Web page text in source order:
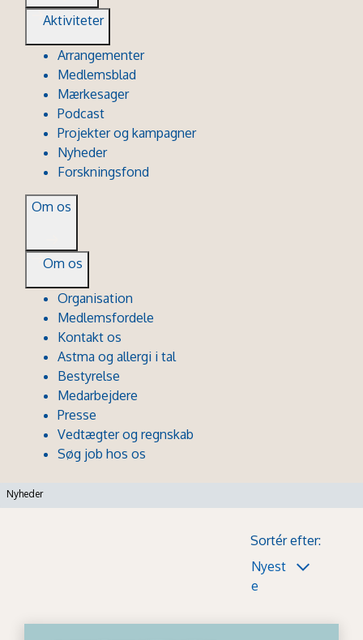
Aktiviteter
Arrangementer
Medlemsblad
Mærkesager
Podcast
Projekter og kampagner
Nyheder
Forskningsfond
Om os
Om os
Organisation
Medlemsfordele
Kontakt os
Astma og allergi i tal
Bestyrelse
Medarbejdere
Presse
Vedtægter og regnskab
Søg job hos os
Nyheder
Sortér efter:
Nyest
e